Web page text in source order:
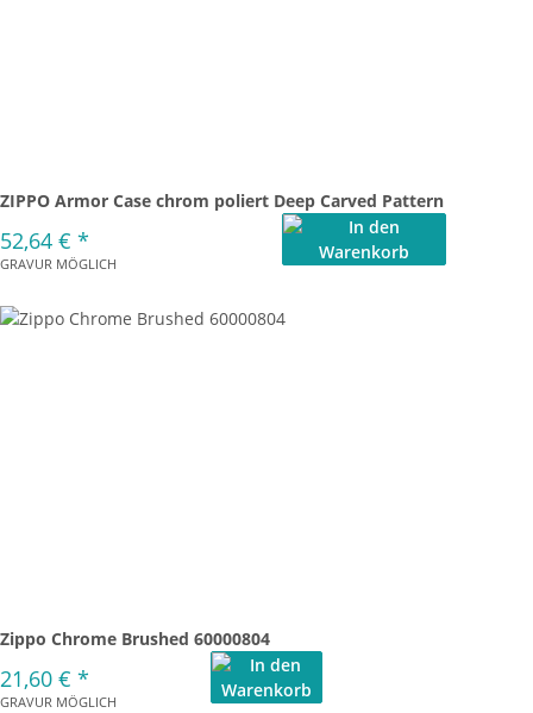
ZIPPO Armor Case chrom poliert Deep Carved Pattern
52,64 € *
GRAVUR MÖGLICH
Zippo Chrome Brushed 60000804
21,60 € *
GRAVUR MÖGLICH